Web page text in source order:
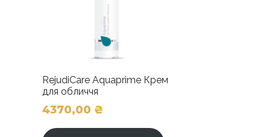
RejudiCare Aquaprime Крем
для обличчя
4370,00 ₴